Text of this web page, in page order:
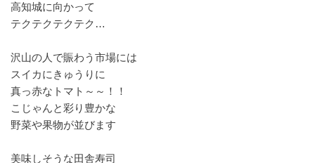
高知城に向かって
テクテクテクテク…
沢山の人で賑わう市場には
スイカにきゅうりに
真っ赤なトマト～～！！
こじゃんと彩り豊かな
野菜や果物が並びます
美味しそうな田舎寿司